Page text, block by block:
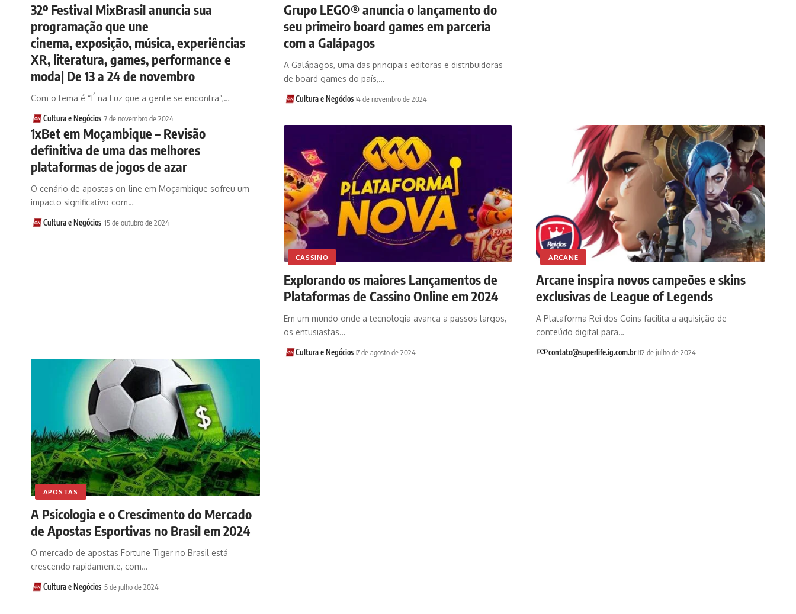
32º Festival MixBrasil anuncia sua
programação que une
cinema, exposição, música, experiências
XR, literatura, games, performance e
moda| De 13 a 24 de novembro
Com o tema é “É na Luz que a gente se encontra”,…
Cultura e Negócios 7 de novembro de 2024
Grupo LEGO® anuncia o lançamento do
seu primeiro board games em parceria
com a Galápagos
A Galápagos, uma das principais editoras e distribuidoras
de board games do país,…
Cultura e Negócios 4 de novembro de 2024
1xBet em Moçambique – Revisão
definitiva de uma das melhores
plataformas de jogos de azar
O cenário de apostas on-line em Moçambique sofreu um
impacto significativo com…
Cultura e Negócios 15 de outubro de 2024
CASSINO
Explorando os maiores Lançamentos de
Plataformas de Cassino Online em 2024
Em um mundo onde a tecnologia avança a passos largos,
os entusiastas…
Cultura e Negócios 7 de agosto de 2024
ARCANE
Arcane inspira novos campeões e skins
exclusivas de League of Legends
A Plataforma Rei dos Coins facilita a aquisição de
conteúdo digital para…
contato@superlife.ig.com.br 12 de julho de 2024
APOSTAS
A Psicologia e o Crescimento do Mercado
de Apostas Esportivas no Brasil em 2024
O mercado de apostas Fortune Tiger no Brasil está
crescendo rapidamente, com…
Cultura e Negócios 5 de julho de 2024